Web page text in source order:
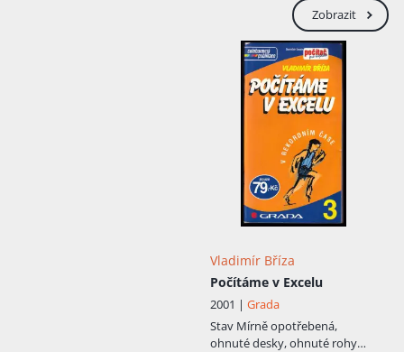
Zobrazit
Vladimír Bříza
Počítáme v Excelu
2001 | Grada
Stav Mírně opotřebená,
ohnuté desky, ohnuté rohy
Přidáno do košíku!